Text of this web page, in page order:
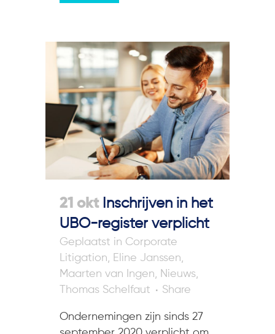
21 okt Inschrijven in het
UBO-register verplicht
in Corporate
Litigation, Eline Janssen,
Maarten van Ingen, Nieuws,
Thomas Schelfaut
Share
Ondernemingen zijn sinds 27